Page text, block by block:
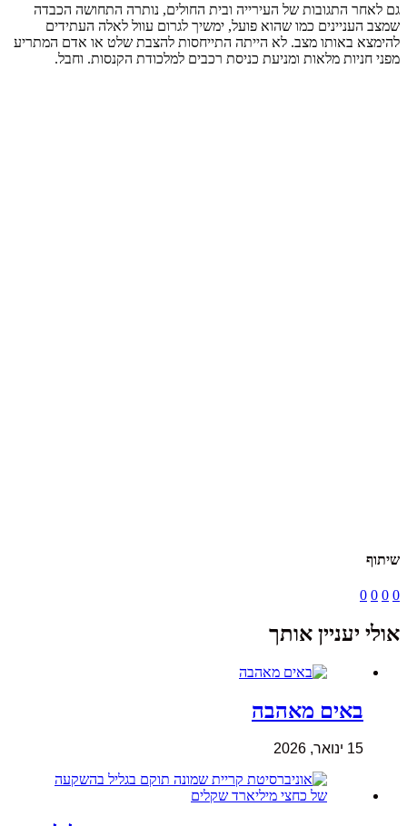
גם לאחר התגובות של העירייה ובית החולים, נותרה התחושה הכבדה
שמצב העניינים כמו שהוא פועל, ימשיך לגרום עוול לאלה העתידים
להימצא באותו מצב. לא הייתה התייחסות להצבת שלט או אדם המתריע
מפני חניות מלאות ומניעת כניסת רכבים למלכודת הקנסות. וחבל.
שיתוף
0
0
0
0
אולי יעניין אותך
באים מאהבה
15 ינואר, 2026